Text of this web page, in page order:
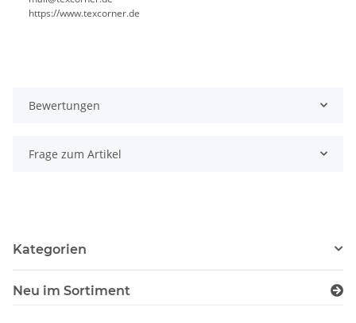
https://www.texcorner.de
Bewertungen
Frage zum Artikel
Kategorien
Neu im Sortiment